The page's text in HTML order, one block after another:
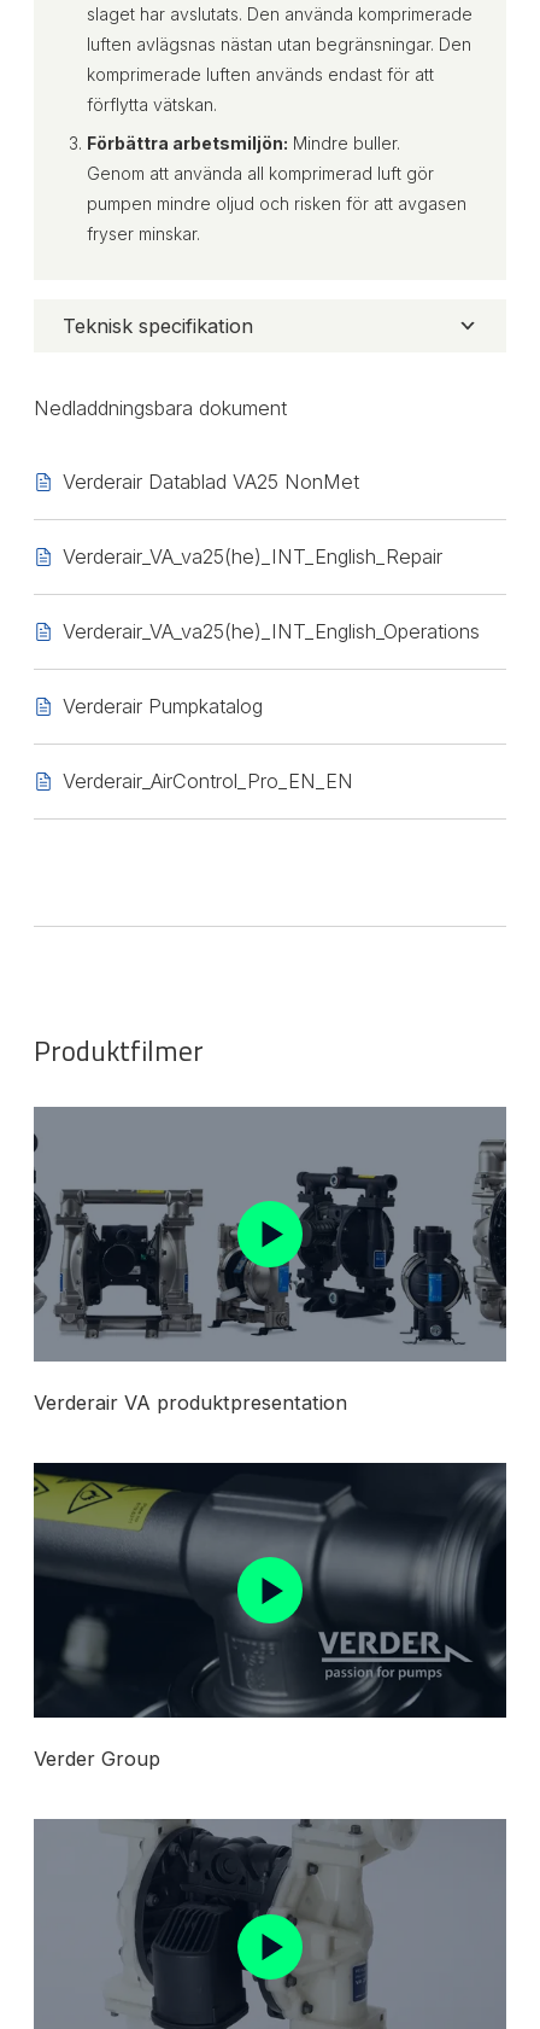
slaget har avslutats. Den använda komprimerade
luften avlägsnas nästan utan begränsningar. Den
komprimerade luften används endast för att
förflytta vätskan.
Förbättra arbetsmiljön: Mindre buller.
Genom att använda all komprimerad luft gör
pumpen mindre oljud och risken för att avgasen
fryser minskar.
Teknisk specifikation
Nedladdningsbara dokument
Verderair Datablad VA25 NonMet
Verderair_VA_va25(he)_INT_English_Repair
Verderair_VA_va25(he)_INT_English_Operations
Verderair Pumpkatalog
Verderair_AirControl_Pro_EN_EN
Produktfilmer
Verderair VA produktpresentation
Verder Group